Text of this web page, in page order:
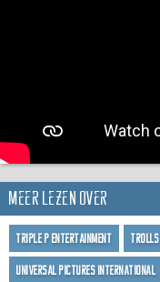
Meer lezen over
Triple P Entertainment Trolls
Universal Pictures International